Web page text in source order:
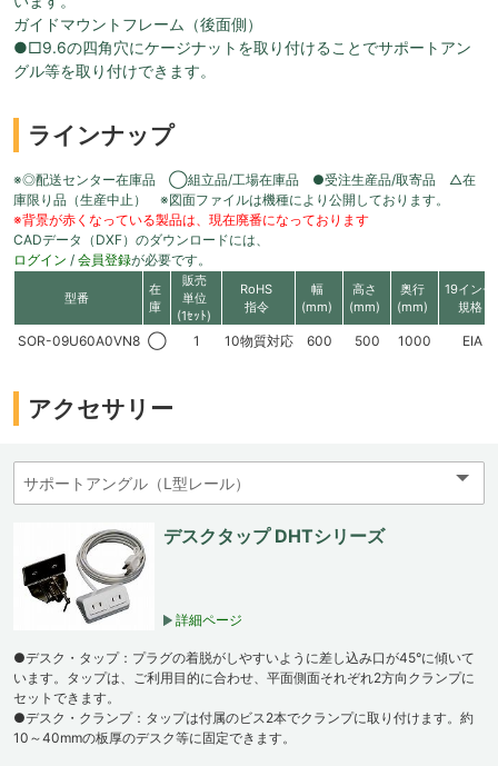
ガイドマウントフレーム（後面側）
●□9.6の四角穴にケージナットを取り付けることでサポートアン
グル等を取り付けできます。
ラインナップ
※◎配送センター在庫品 ◯組立品/工場在庫品 ●受注生産品/取寄品 △在
庫限り品（生産中止） ※図面ファイルは機種により公開しております。
※背景が赤くなっている製品は、現在廃番になっております
CADデータ（DXF）のダウンロードには、
ログイン / 会員登録が必要です。
型番
在
庫
販売
単位
(1ｾｯﾄ)
RoHS
指令
幅
(mm)
高さ
(mm)
奥行
(mm)
19インチ
規格
SOR-09U60A0VN8 ◯ 1 10物質対応 600 500 1000 EIA
アクセサリー
デスクタップ DHTシリーズ
詳細ページ
●デスク・タップ：プラグの着脱がしやすいように差し込み口が45°に傾いて
います。タップは、ご利用目的に合わせ、平面側面それぞれ2方向クランプに
セットできます。
●デスク・クランプ：タップは付属のビス2本でクランプに取り付けます。約
10～40mmの板厚のデスク等に固定できます。